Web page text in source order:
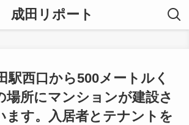
成田リポート
駅西口から500メートルく
場所にマンションが建設さ
ます。入居者とテナントを